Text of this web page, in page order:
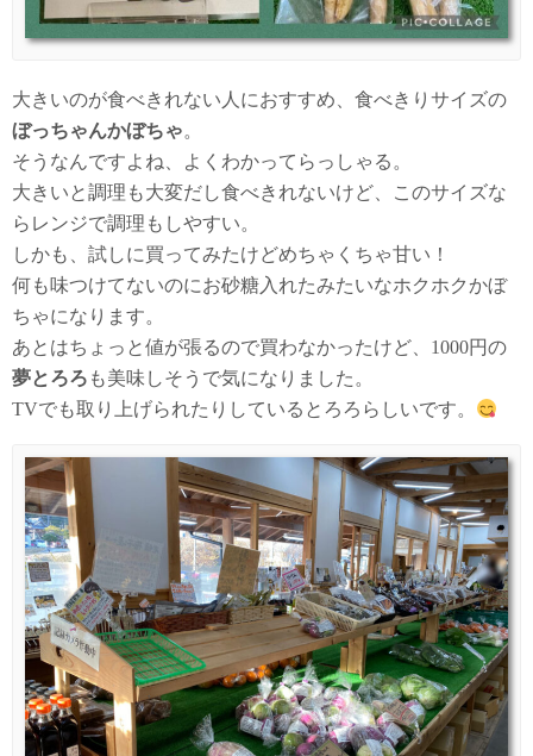
大きいのが食べきれない人におすすめ、食べきりサイズの
ぼっちゃんかぼちゃ。
そうなんですよね、よくわかってらっしゃる。
大きいと調理も大変だし食べきれないけど、このサイズな
らレンジで調理もしやすい。
しかも、試しに買ってみたけどめちゃくちゃ甘い！
何も味つけてないのにお砂糖入れたみたいなホクホクかぼ
ちゃになります。
あとはちょっと値が張るので買わなかったけど、1000円の
夢とろろ も美味しそうで気になりました。
TVでも取り上げられたりしているとろろらしいです。